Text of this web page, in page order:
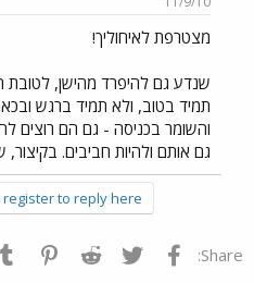
מצטרפת לאיחוליך!
שנדע גם להיפרד מהישן,
תמיד בטוב, ולא תמיד ברגש
והשומר בכניסה - גם הם רוצים
גם אותם ולהיות חביבים.
to reply here.
Share: פייסבוק Twitter
Reddit